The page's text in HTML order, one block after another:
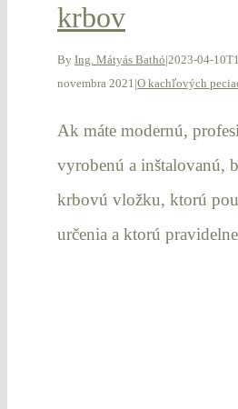
krbov
By Ing. Mátyás Bathó|2023-04-
novembra 2021|O kachľových
Ak máte modernú,
vyrobenú a inštalovanú,
krbovú vložku, ktorú
určenia a ktorú